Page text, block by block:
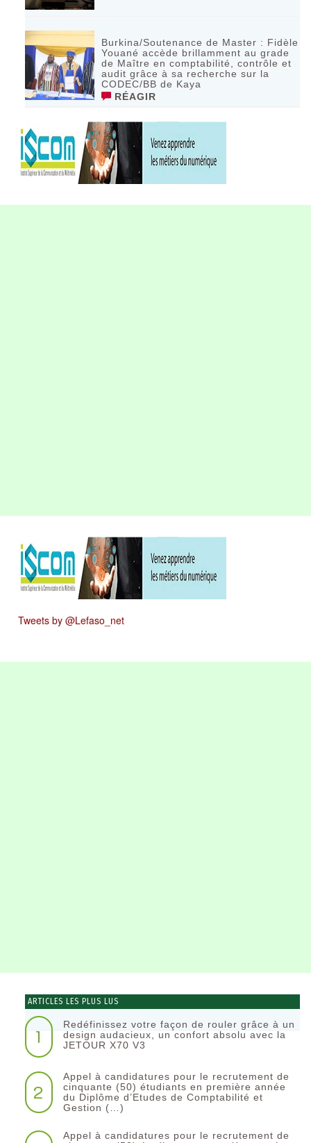
Burkina/Soutenance de Master : Fidèle
Youané accède brillamment au grade
de Maître en comptabilité, contrôle et
audit grâce à sa recherche sur la
CODEC/BB de Kaya
RÉAGIR
Tweets by @Lefaso_net
ARTICLES LES PLUS LUS
1
Redéfinissez votre façon de rouler grâce à un
design audacieux, un confort absolu avec la
JETOUR X70 V3
2
Appel à candidatures pour le recrutement de
cinquante (50) étudiants en première année
du Diplôme d’Etudes de Comptabilité et
Gestion (…)
Appel à candidatures pour le recrutement de